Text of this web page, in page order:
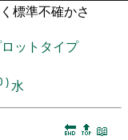
標準不確かさ
ットタイプ
)水
🔚 🔝 📖